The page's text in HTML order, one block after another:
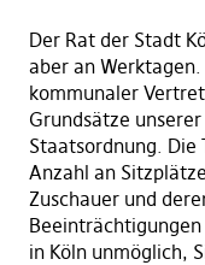
Der Rat der Stadt
aber an
kommunaler
Grundsätze
Staatsordnung. Die
Anzahl an
Zuschauer und
in Köln unmöglich,